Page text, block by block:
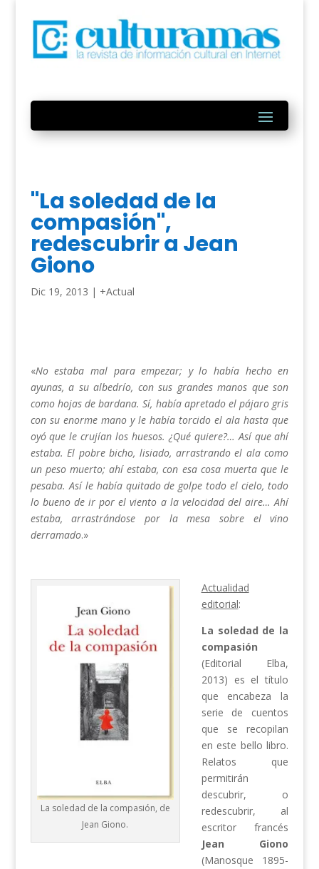
"La soledad de la
compasión",
redescubrir a Jean
Giono
Dic 19, 2013 | +Actual
«No estaba mal para empezar; y lo había hecho en
ayunas, a su albedrío, con sus grandes manos que son
como hojas de bardana. Sí, había apretado el pájaro gris
con su enorme mano y le había torcido el ala hasta que
oyó que le crujían los huesos. ¿Qué quiere?… Así que ahí
estaba. El pobre bicho, lisiado, arrastrando el ala como
un peso muerto; ahí estaba, con esa cosa muerta que le
pesaba. Así le había quitado de golpe todo el cielo, todo
lo bueno de ir por el viento a la velocidad del aire… Ahí
estaba, arrastrándose por la mesa sobre el vino
derramado.»
La soledad de la compasión, de
Jean Giono.
Actualidad
editorial:
La soledad de la
compasión
(Editorial Elba,
2013) es el título
que encabeza la
serie de cuentos
que se recopilan
en este bello libro.
Relatos que
permitirán
descubrir, o
redescubrir, al
escritor francés
Jean Giono
(Manosque 1895-